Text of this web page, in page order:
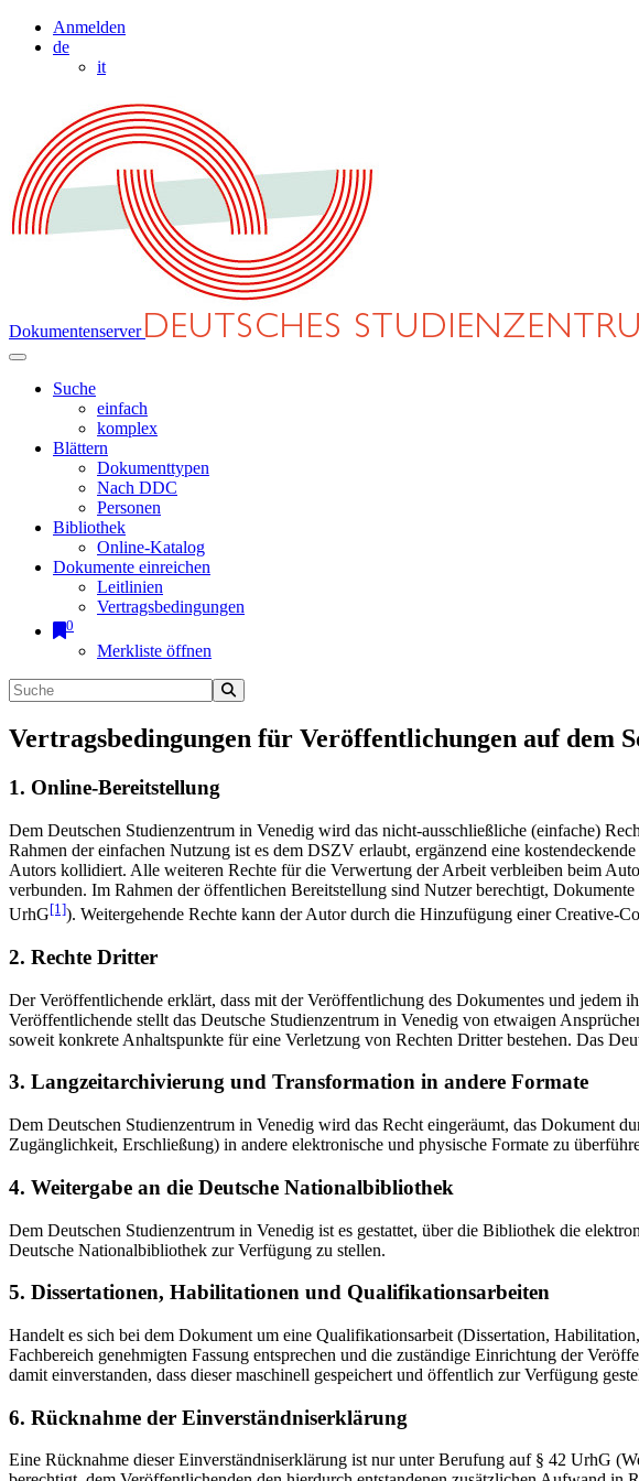
Anmelden
de
it
Dokumentenserver
Suche
einfach
komplex
Blättern
Dokumenttypen
Nach DDC
Personen
Bibliothek
Online-Katalog
Dokumente einreichen
Leitlinien
Vertragsbedingungen
0
Merkliste öffnen
Vertragsbedingungen für Veröffentlichungen auf dem
1. Online-Bereitstellung
Dem Deutschen Studienzentrum in Venedig wird das nicht-ausschließliche (einfache)
Rahmen der einfachen Nutzung ist es dem DSZV erlaubt, ergänzend eine
Autors kollidiert. Alle weiteren Rechte für die Verwertung der Arbeit verbleiben beim
verbunden. Im Rahmen der öffentlichen Bereitstellung sind Nutzer berechtigt,
UrhG[1]). Weitergehende Rechte kann der Autor durch die Hinzufügung einer Creative-
2. Rechte Dritter
Der Veröffentlichende erklärt, dass mit der Veröffentlichung des Dokumentes und
Veröffentlichende stellt das Deutsche Studienzentrum in Venedig von etwaigen
soweit konkrete Anhaltspunkte für eine Verletzung von Rechten Dritter bestehen. Das
3. Langzeitarchivierung und Transformation in andere Formate
Dem Deutschen Studienzentrum in Venedig wird das Recht eingeräumt, das Dokument
Zugänglichkeit, Erschließung) in andere elektronische und physische Formate zu
4. Weitergabe an die Deutsche Nationalbibliothek
Dem Deutschen Studienzentrum in Venedig ist es gestattet, über die Bibliothek die
Deutsche Nationalbibliothek zur Verfügung zu stellen.
5. Dissertationen, Habilitationen und Qualifikationsarbeiten
Handelt es sich bei dem Dokument um eine Qualifikationsarbeit (Dissertation,
Fachbereich genehmigten Fassung entsprechen und die zuständige Einrichtung der
damit einverstanden, dass dieser maschinell gespeichert und öffentlich zur Verfügung
6. Rücknahme der Einverständniserklärung
Eine Rücknahme dieser Einverständniserklärung ist nur unter Berufung auf § 42 UrhG